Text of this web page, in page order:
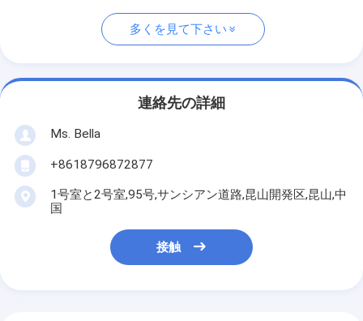
多くを見て下さい
連絡先の詳細
Ms. Bella
+8618796872877
1号室と2号室,95号,サンシアン道路,昆山開発区,昆山,中
国
接触